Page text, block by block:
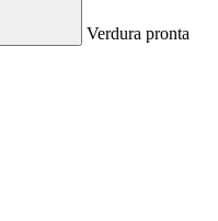
Verdura pronta